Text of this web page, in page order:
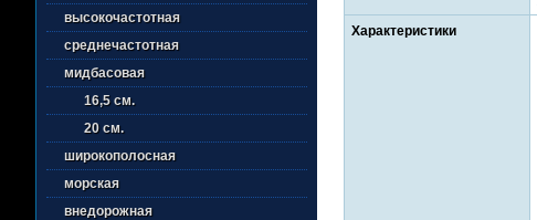
высокочастотная
среднечастотная
мидбасовая
16,5 см.
20 см.
широкополосная
морская
внедорожная
Характеристики